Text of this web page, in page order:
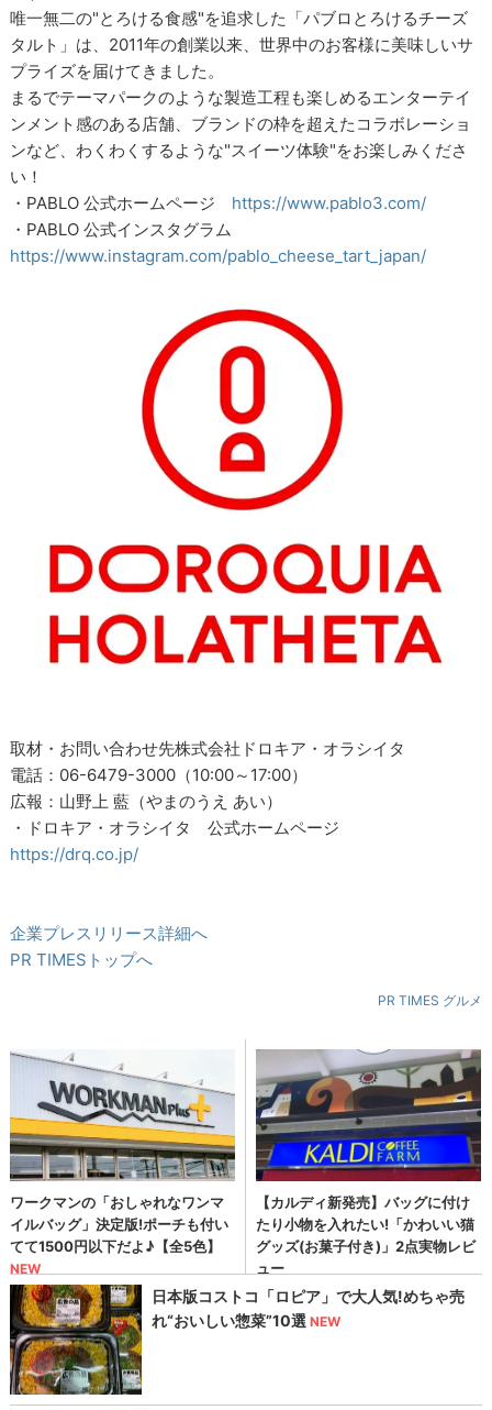
唯一無二の"とろける食感"を追求した「パブロとろけるチーズ
タルト」は、2011年の創業以来、世界中のお客様に美味しいサ
プライズを届けてきました。
まるでテーマパークのような製造工程も楽しめるエンターテイ
ンメント感のある店舗、ブランドの枠を超えたコラボレーショ
ンなど、わくわくするような"スイーツ体験"をお楽しみくださ
い！
・PABLO 公式ホームページ https://www.pablo3.com/
・PABLO 公式インスタグラム
https://www.instagram.com/pablo_cheese_tart_japan/
取材・お問い合わせ先株式会社ドロキア・オラシイタ
電話：06-6479-3000（10:00～17:00）
広報：山野上 藍（やまのうえ あい）
・ドロキア・オラシイタ 公式ホームページ
https://drq.co.jp/
企業プレスリリース詳細へ
PR TIMESトップへ
PR TIMES グルメ